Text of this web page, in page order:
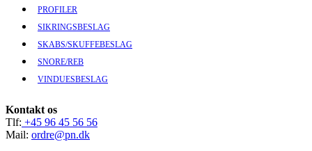
PROFILER
SIKRINGSBESLAG
SKABS/SKUFFEBESLAG
SNORE/REB
VINDUESBESLAG
Kontakt os
Tlf: +45 96 45 56 56
Mail: ordre@pn.dk